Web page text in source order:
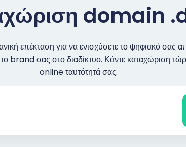
domain
επέκταση για να ενισχύσετε το ψηφιακό σας
brand σας στο διαδίκτυο. Κάντε καταχώριση
online ταυτότητά σας.